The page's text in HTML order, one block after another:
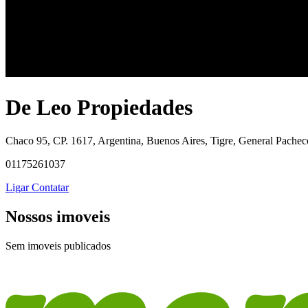
De Leo Propiedades
Chaco 95, CP. 1617, Argentina, Buenos Aires, Tigre, General
01175261037
LigarContatar
Nossos imoveis
Sem imoveis publicados